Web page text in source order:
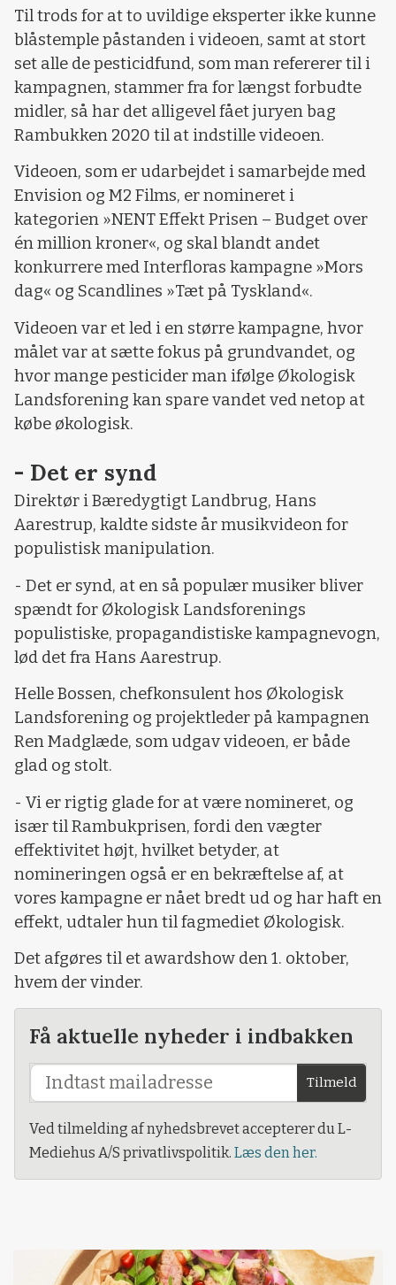
Til trods for at to uvildige eksperter ikke kunne
blåstemple påstanden i videoen, samt at stort
set alle de pesticidfund, som man refererer til i
kampagnen, stammer fra for længst forbudte
midler, så har det alligevel fået juryen bag
Rambukken 2020 til at indstille videoen.
Videoen, som er udarbejdet i samarbejde med
Envision og M2 Films, er nomineret i
kategorien »NENT Effekt Prisen – Budget over
én million kroner«, og skal blandt andet
konkurrere med Interfloras kampagne »Mors
dag« og Scandlines »Tæt på Tyskland«.
Videoen var et led i en større kampagne, hvor
målet var at sætte fokus på grundvandet, og
hvor mange pesticider man ifølge Økologisk
Landsforening kan spare vandet ved netop at
købe økologisk.
- Det er synd
Direktør i Bæredygtigt Landbrug, Hans
Aarestrup, kaldte sidste år musikvideon for
populistisk manipulation.
- Det er synd, at en så populær musiker bliver
spændt for Økologisk Landsforenings
populistiske, propagandistiske kampagnevogn,
lød det fra Hans Aarestrup.
Helle Bossen, chefkonsulent hos Økologisk
Landsforening og projektleder på kampagnen
Ren Madglæde, som udgav videoen, er både
glad og stolt.
- Vi er rigtig glade for at være nomineret, og
især til Rambukprisen, fordi den vægter
effektivitet højt, hvilket betyder, at
nomineringen også er en bekræftelse af, at
vores kampagne er nået bredt ud og har haft en
effekt, udtaler hun til fagmediet Økologisk.
Det afgøres til et awardshow den 1. oktober,
hvem der vinder.
Få aktuelle nyheder i indbakken
Tilmeld
Ved tilmelding af nyhedsbrevet accepterer du L-
Mediehus A/S privatlivspolitik. Læs den her.